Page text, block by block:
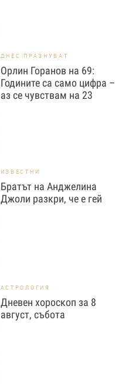
ДНЕС ПРАЗНУВАТ
Орлин Горанов на 69:
Годините са само цифра –
аз се чувствам на 23
ИЗВЕСТНИ
Братът на Анджелина
Джоли разкри, че е гей
АСТРОЛОГИЯ
Дневен хороскоп за 8
август, събота